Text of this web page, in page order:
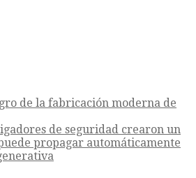
de la fabricación moderna de
de seguridad crearon un
propagar automáticamente